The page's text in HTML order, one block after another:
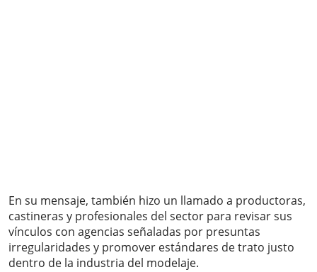
En su mensaje, también hizo un llamado a productoras,
castineras y profesionales del sector para revisar sus
vínculos con agencias señaladas por presuntas
irregularidades y promover estándares de trato justo
dentro de la industria del modelaje.